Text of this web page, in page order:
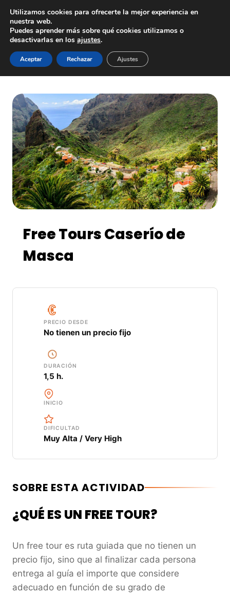
contenido
Inicio Tienda Free Tours / Free Tours Caserío de Masca
Free Tours Caserío de
Masca
PRECIO DESDE
No tienen un precio fijo
DURACIÓN
1,5 h.
INICIO
DIFICULTAD
Muy Alta / Very High
SOBRE ESTA ACTIVIDAD
¿QUÉ ES UN FREE TOUR?
Un free tour es ruta guiada que no tienen un
precio fijo, sino que al finalizar cada persona
entrega al guía el importe que considere
adecuado en función de su grado de
Utilizamos cookies para ofrecerte la mejor experiencia en
nuestra web.
Puedes aprender más sobre qué cookies utilizamos o
desactivarlas en los ajustes.
Aceptar Rechazar Ajustes